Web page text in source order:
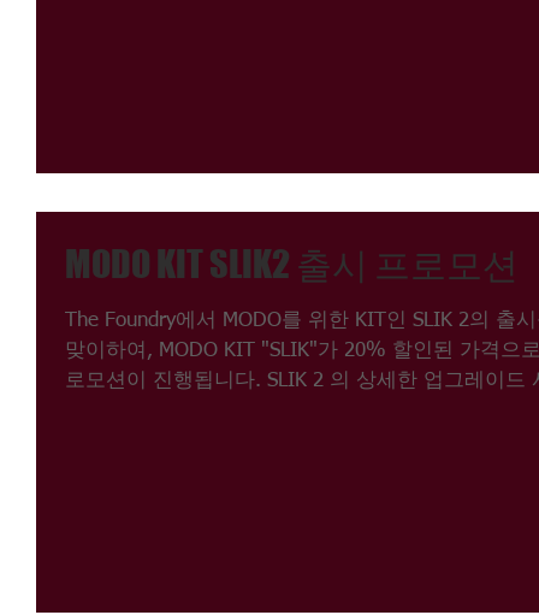
MODO KIT SLIK2 출시 프로모션
The Foundry에서 MODO를 위한 KIT인 SLIK 2의 출
맞이하여, MODO KIT "SLIK"가 20% 할인된 가격으
로모션이 진행됩니다. SLIK 2 의 상세한 업그레이드